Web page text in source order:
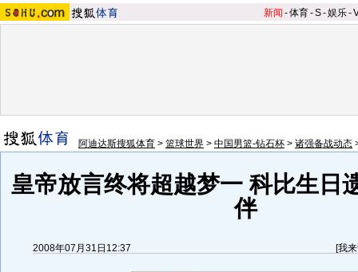
新闻 -体育-S-娱乐-
阿迪达斯搜狐体育 > 篮球世界 > 中国男篮-钻石杯 > 诸强备战动态
皇帝放言终将超越梦一 科比生日
伴
2008年07月31日12:37 [我